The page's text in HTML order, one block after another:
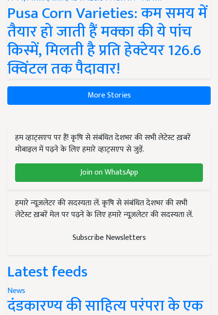
Pusa Corn Varieties: कम समय में
तैयार हो जाती हैं मक्का की ये पांच
किस्में, मिलती है प्रति हेक्टेयर 126.6
क्विंटल तक पैदावार!
More Stories
हम व्हाट्सएप पर हैं! कृषि से संबंधित देशभर की सभी लेटेस्ट ख़बरें
मोबाइल में पढ़ने के लिए हमारे व्हाट्सएप से जुड़ें.
Join on WhatsApp
हमारे न्यूज़लेटर की सदस्यता लें. कृषि से संबंधित देशभर की सभी
लेटेस्ट ख़बरें मेल पर पढ़ने के लिए हमारे न्यूज़लेटर की सदस्यता लें.
Subscribe Newsletters
Latest feeds
News
दंडकारण्य की साहित्य परंपरा के एक